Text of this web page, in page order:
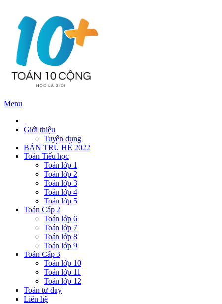
Menu
Giới thiệu
Tuyển dụng
BÁN TRÚ HÈ 2022
Toán Tiểu học
Toán lớp 1
Toán lớp 2
Toán lớp 3
Toán lớp 4
Toán lớp 5
Toán Cấp 2
Toán lớp 6
Toán lớp 7
Toán lớp 8
Toán lớp 9
Toán Cấp 3
Toán lớp 10
Toán lớp 11
Toán lớp 12
Toán tư duy
Liên hệ